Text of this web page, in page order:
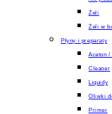
Żeli
Żeli w
Płyny i preparaty
Aceton /
Cleaner
Liquidy
Oliwki
Primer